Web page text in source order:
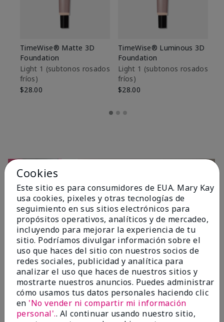
TimeWise® Matte 3D
Foundation
Light 1​ (subtonos rosados
fríos)
$28.00
TimeWise® Luminous 3D
Foundation
Light 1​ (subtonos rosados
fríos)
$28.00
OPINIONES
4.7
10 Reseñas
Cookies
Este sitio es para consumidores de EUA. Mary Kay
usa cookies, pixeles y otras tecnologías de
seguimiento en sus sitios electrónicos para
propósitos operativos, analíticos y de mercadeo,
incluyendo para mejorar la experiencia de tu
sitio. Podríamos divulgar información sobre el
uso que haces del sitio con nuestros socios de
redes sociales, publicidad y analítica para
analizar el uso que haces de nuestros sitios y
mostrarte nuestros anuncios. Puedes administrar
cómo usamos tus datos personales haciendo clic
en 'No vender ni compartir mi información
personal'.. Al continuar usando nuestro sitio,